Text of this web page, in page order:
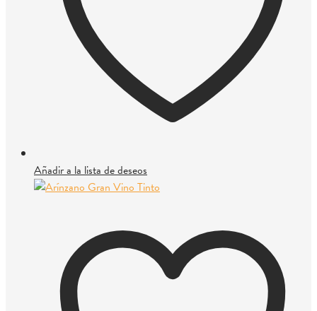
Añadir a la lista de deseos